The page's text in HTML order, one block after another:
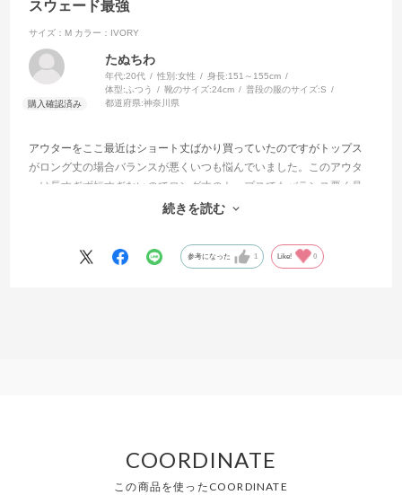
スウェード最強
サイズ：M カラー：IVORY
たぬちわ
年代:20代 性別:女性 身長:151～155cm
体型: ふつう 靴のサイズ:24cm 普段の服のサイズ:S
都道府県:神奈川県
アウターをここ最近はショート丈ばかり買っていたのですがトップス
がロング丈の場合バランスが悪くいつも悩んでいました。このアウタ
ーは長すぎず短すぎないのでロング丈のトップスでもバランス悪く見
続きを読む
参考になった 1 Like! 0
COORDINATE
この商品を使ったCOORDINATE